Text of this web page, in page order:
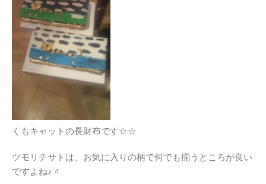
くもキャットの長財布です☆☆
ツモリチサトは、お気に入りの柄で何でも揃うところが良い
ですよね♪〃